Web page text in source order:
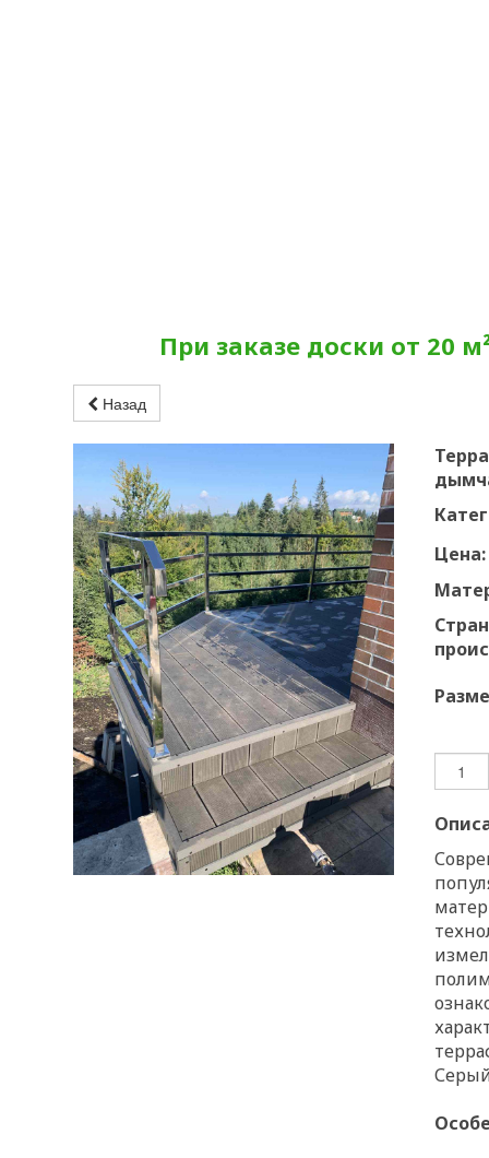
При заказе доски от 20
Назад
Цена: